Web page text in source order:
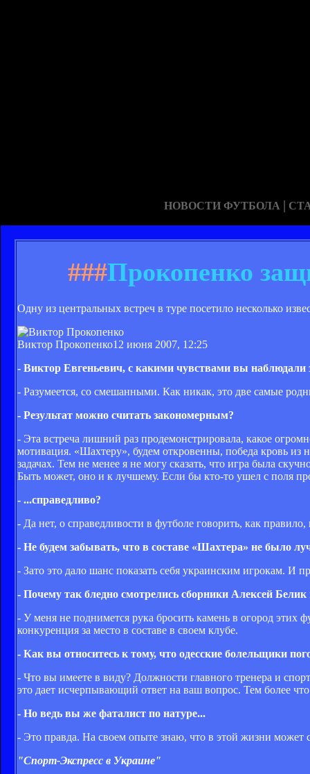
НОВОСТИ ФУТБОЛА |
###Прокопенко
Одну из центральных встреч в туре посетило несколько
Виктор Прокопенко12 июня 2007, 12:25
- Виктор Евгеньевич, с какими чувствами вы наблюдали
- Разумеется, со смешанными. Как никак, это две самые
- Результат можно считать закономерным?
- Эта встреча лишний раз продемонстрировала, какое
мотивация. «Шахтеру», будем откровенны, победа кровь из
задачах. Тем не менее я не могу сказать, что игра была
Быть может, оно и к лучшему. Если бы кто-то ушел с поля
- ...справедливо?
- Да нет, о справедливости в футболе говорить, как
- Не будем забывать, что в составе «Шахтера» не было
- Зато это дало шанс показать себя украинским игрокам. И
- Почему так бледно смотрелись сборники Алексей
- У меня не поднимется рука бросить камень в огород этих
конкуренция за место в составе в своем клубе.
- Как вы относитесь к тому, что одесские болельщики
- Что вы имеете в виду? Должности главного тренера и
это дает исчерпывающий ответ на ваш вопрос. Тем более
- Но ведь вы же фаталист по натуре...
- Это правда. На своем опыте знаю, что в этой жизни может
"Спорт-Экспресс в Украине"